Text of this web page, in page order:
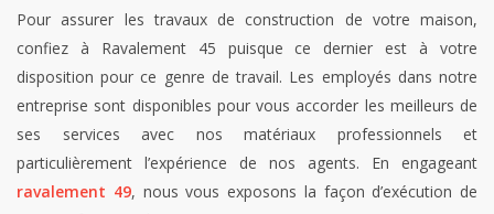
Pour assurer les travaux de construction de votre maison,
confiez à Ravalement 45 puisque ce dernier est à votre
disposition pour ce genre de travail. Les employés dans notre
entreprise sont disponibles pour vous accorder les meilleurs de
ses services avec nos matériaux professionnels et
particulièrement l’expérience de nos agents. En engageant
ravalement 49, nous vous exposons la façon d’exécution de